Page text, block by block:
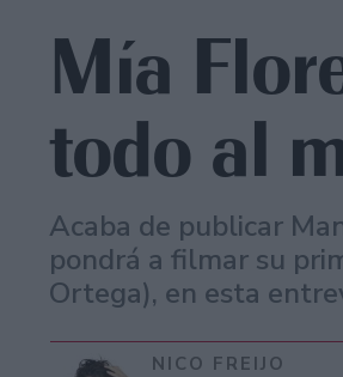
Mía
todo al
Acaba de publicar
pondrá a filmar su
Ortega), en esta
NICO FREIJO